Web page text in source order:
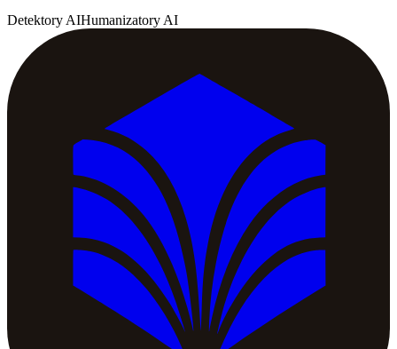
Detektory AIHumanizatory AI